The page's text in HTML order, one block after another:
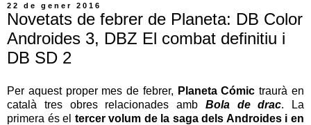
22 de gener 2016
Novetats de febrer de Planeta: DB Color
Androides 3, DBZ El combat definitiu i
DB SD 2
Per aquest proper mes de febrer, Planeta Cómic traurà en
català tres obres relacionades amb Bola de drac. La
primera és el tercer volum de la saga dels Androides i en